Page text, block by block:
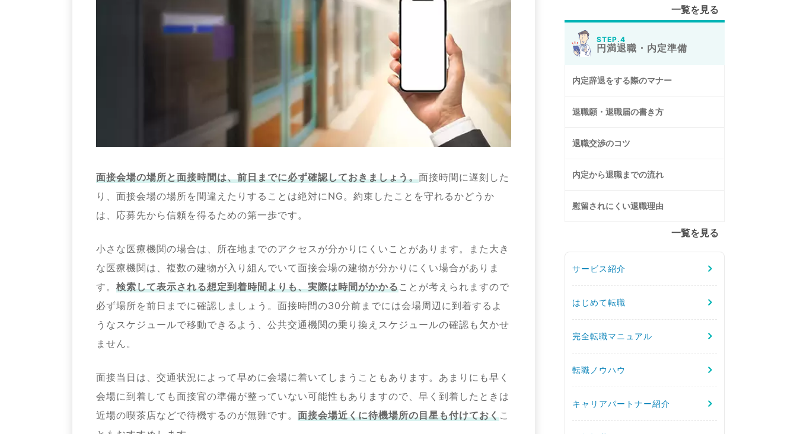
面接会場の場所と面接時間は、前日までに必ず確認しておきましょう。面接時間に遅刻した
り、面接会場の場所を間違えたりすることは絶対にNG。約束したことを守れるかどうか
は、応募先から信頼を得るための第一歩です。
小さな医療機関の場合は、所在地までのアクセスが分かりにくいことがあります。また大き
な医療機関は、複数の建物が入り組んでいて面接会場の建物が分かりにくい場合がありま
す。 検索して表示される想定到着時間よりも、実際は時間がかかることが考えられますので
必ず場所を前日までに確認しましょう。面接時間の30分前までには会場周辺に到着するよ
うなスケジュールで移動できるよう、公共交通機関の乗り換えスケジュールの確認も欠かせ
ません。
面接当日は、交通状況によって早めに会場に着いてしまうこともあります。あまりにも早く
会場に到着しても面接官の準備が整っていない可能性もありますので、早く到着したときは
近場の喫茶店などで待機するのが無難です。 面接会場近くに待機場所の目星も付けておくこ
一覧を見る
STEP.4
円満退職・内定準備
内定辞退をする際のマナー
退職願・退職届の書き方
退職交渉のコツ
内定から退職までの流れ
慰留されにくい退職理由
一覧を見る
サービス紹介
はじめて転職
完全転職マニュアル
転職ノウハウ
キャリアパートナー紹介